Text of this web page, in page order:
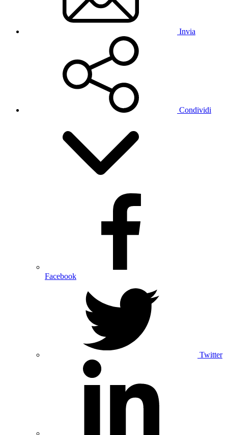
Invia
Condividi
Facebook
Twitter